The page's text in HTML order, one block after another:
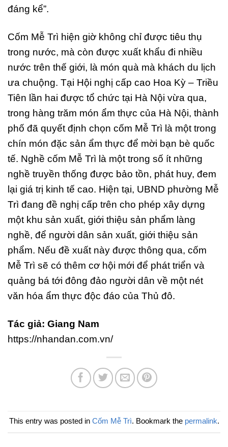
đáng kể”.
Cốm Mễ Trì hiện giờ không chỉ được tiêu thụ
trong nước, mà còn được xuất khẩu đi nhiều
nước trên thế giới, là món quà mà khách du lịch
ưa chuộng. Tại Hội nghị cấp cao Hoa Kỳ – Triều
Tiên lần hai được tổ chức tại Hà Nội vừa qua,
trong hàng trăm món ẩm thực của Hà Nội, thành
phố đã quyết định chọn cốm Mễ Trì là một trong
chín món đặc sản ẩm thực để mời bạn bè quốc
tế. Nghề cốm Mễ Trì là một trong số ít những
nghề truyền thống được bảo tồn, phát huy, đem
lại giá trị kinh tế cao. Hiện tại, UBND phường Mễ
Trì đang đề nghị cấp trên cho phép xây dựng
một khu sản xuất, giới thiệu sản phẩm làng
nghề, để người dân sản xuất, giới thiệu sản
phẩm. Nếu đề xuất này được thông qua, cốm
Mễ Trì sẽ có thêm cơ hội mới để phát triển và
quảng bá tới đông đảo người dân về một nét
văn hóa ẩm thực độc đáo của Thủ đô.
Tác giả: Giang Nam
https://nhandan.com.vn/
This entry was posted in Cốm Mễ Trì. Bookmark the permalink.